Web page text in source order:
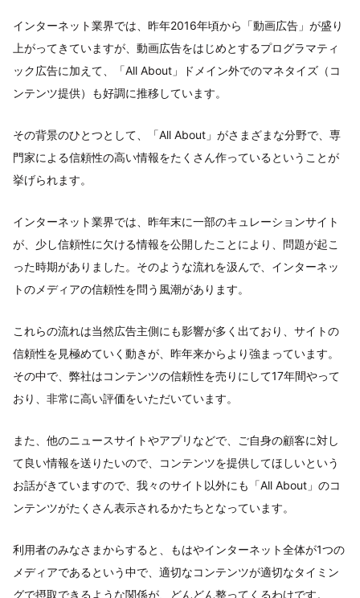
インターネット業界では、昨年2016年頃から「動画広告」が盛り
上がってきていますが、動画広告をはじめとするプログラマティ
ック広告に加えて、「All About」ドメイン外でのマネタイズ（コ
ンテンツ提供）も好調に推移しています。
その背景のひとつとして、「All About」がさまざまな分野で、専
門家による信頼性の高い情報をたくさん作っているということが
挙げられます。
インターネット業界では、昨年末に一部のキュレーションサイト
が、少し信頼性に欠ける情報を公開したことにより、問題が起こ
った時期がありました。そのような流れを汲んで、インターネッ
トのメディアの信頼性を問う風潮があります。
これらの流れは当然広告主側にも影響が多く出ており、サイトの
信頼性を見極めていく動きが、昨年来からより強まっています。
その中で、弊社はコンテンツの信頼性を売りにして17年間やって
おり、非常に高い評価をいただいています。
また、他のニュースサイトやアプリなどで、ご自身の顧客に対し
て良い情報を送りたいので、コンテンツを提供してほしいという
お話がきていますので、我々のサイト以外にも「All About」のコ
ンテンツがたくさん表示されるかたちとなっています。
利用者のみなさまからすると、もはやインターネット全体が1つの
メディアであるという中で、適切なコンテンツが適切なタイミン
グで摂取できるような関係が、どんどん整ってくるわけです。